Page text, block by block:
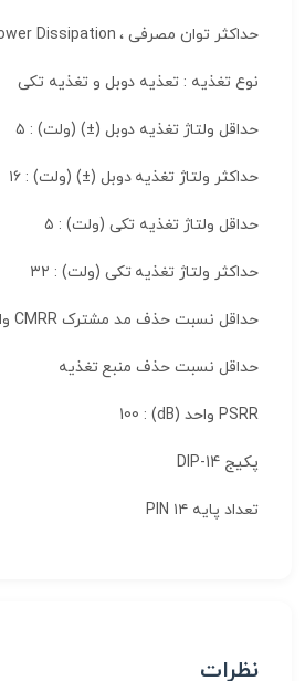
حداکثر توان مصرفی ، Power Dissipation ( میلی وات ) : ۱۲۰۰
نوع تغذیه : تعذیه دوبل و تغذیه تکی
حداقل ولتاژ تغذیه دوبل (±) (ولت) : ۵
حداکثر ولتاژ تغذیه دوبل (±) (ولت) : ۱۶
حداقل ولتاژ تغذیه تکی (ولت) : ۵
حداکثر ولتاژ تغذیه تکی (ولت) : ۳۲
حداقل نسبت حذف مد مشترک CMRR واحد (dB) : 85
حداقل نسبت حذف منبع تغذیه
PSRR واحد (dB) : 100
پکیج DIP-14
تعداد پایه ۱۴ PIN
نظرات